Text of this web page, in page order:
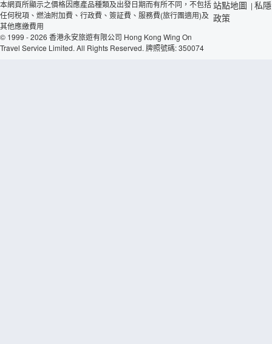
本網頁所顯示之價格因應產品種類及出發日期而有所不同，不包括
任何稅項、燃油附加費、行政費、簽証費、服務費(旅行團適用)及
其他應繳費用
© 1999 - 2026 香港永安旅遊有限公司 Hong Kong Wing On
Travel Service Limited. All Rights Reserved. 牌照號碼: 350074
站點地圖 | 私隱
政策